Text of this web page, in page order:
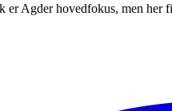
Agder hovedfokus, men her